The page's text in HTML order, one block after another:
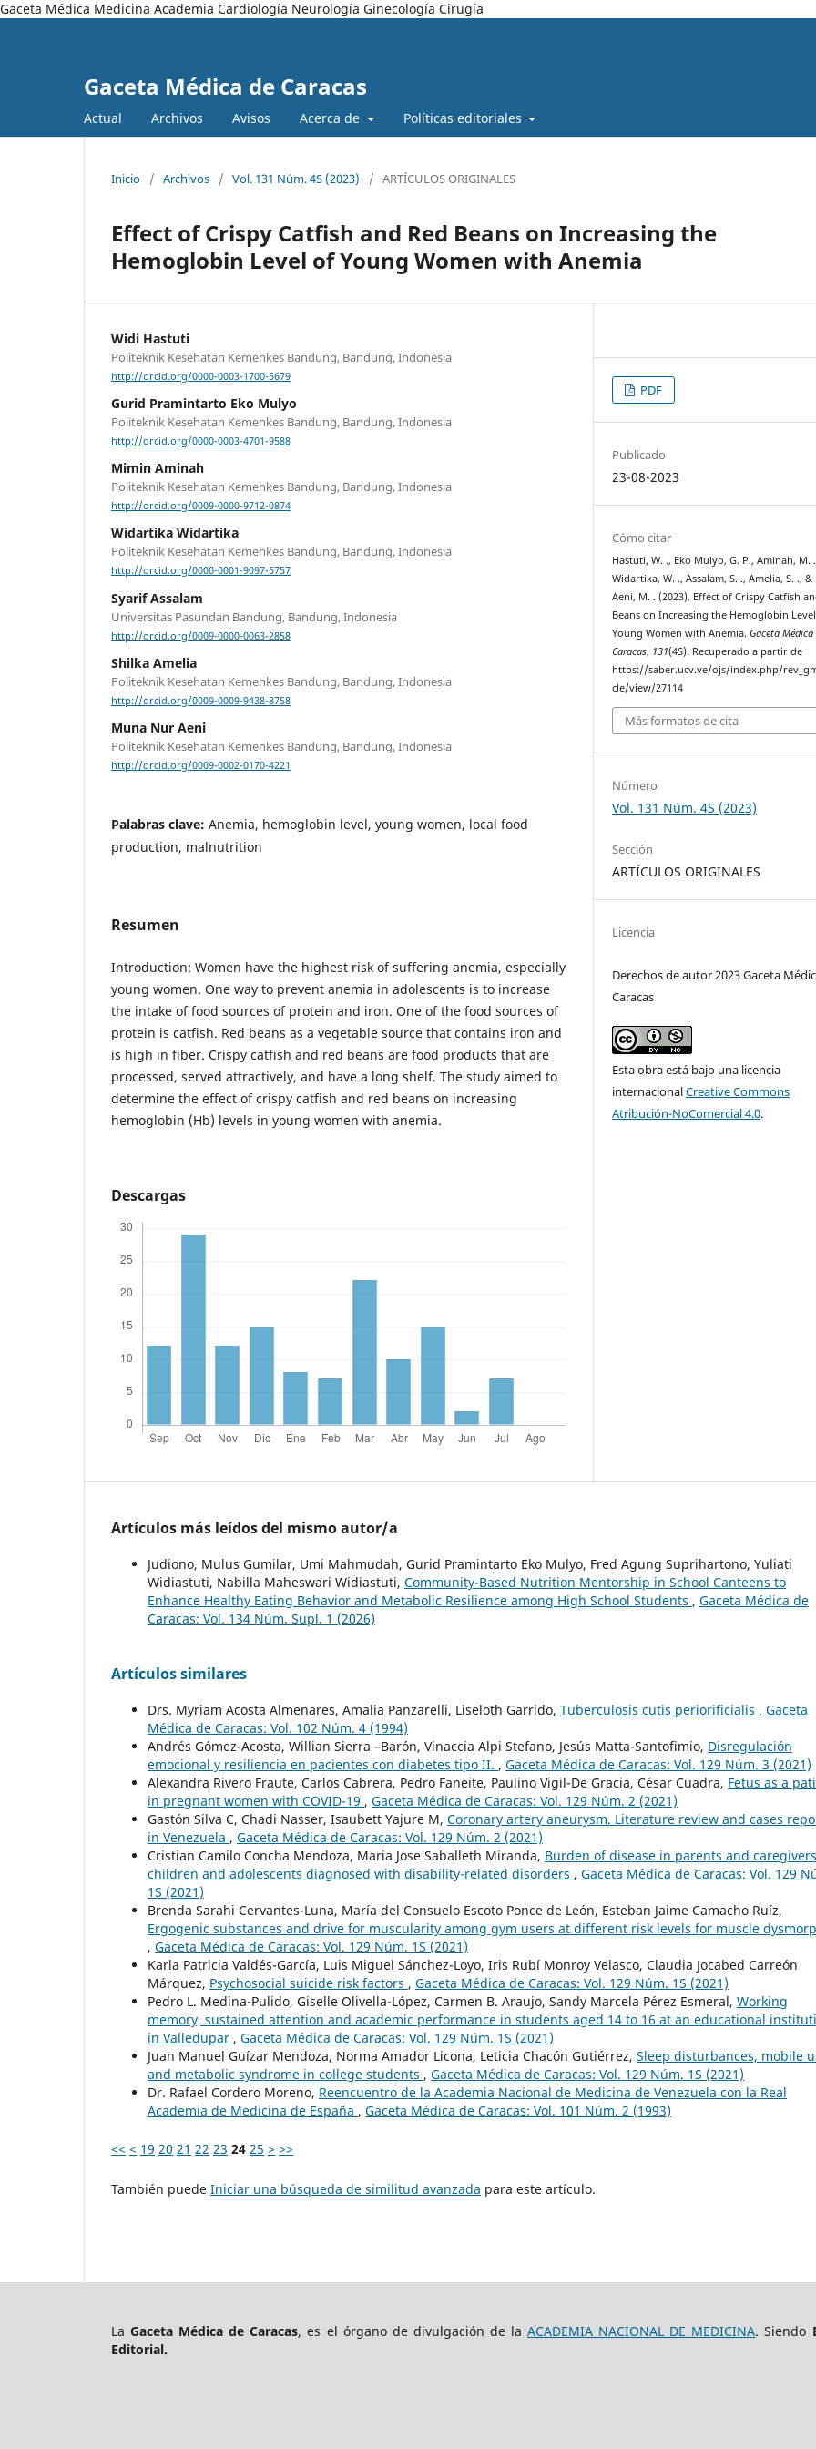
Gaceta Médica Medicina Academia Cardiología Neurología Ginecología Cirugía
Gaceta Médica de Caracas
Actual Archivos Avisos Acerca de Políticas editoriales
Inicio / Archivos / Vol. 131 Núm. 4S (2023) / ARTÍCULOS ORIGINALES
Effect of Crispy Catfish and Red Beans on Increasing the
Hemoglobin Level of Young Women with Anemia
Widi Hastuti
Politeknik Kesehatan Kemenkes Bandung, Bandung, Indonesia
http://orcid.org/0000-0003-1700-5679
Gurid Pramintarto Eko Mulyo
Politeknik Kesehatan Kemenkes Bandung, Bandung, Indonesia
http://orcid.org/0000-0003-4701-9588
Mimin Aminah
Politeknik Kesehatan Kemenkes Bandung, Bandung, Indonesia
http://orcid.org/0009-0000-9712-0874
Widartika Widartika
Politeknik Kesehatan Kemenkes Bandung, Bandung, Indonesia
http://orcid.org/0000-0001-9097-5757
Syarif Assalam
Universitas Pasundan Bandung, Bandung, Indonesia
http://orcid.org/0009-0000-0063-2858
Shilka Amelia
Politeknik Kesehatan Kemenkes Bandung, Bandung, Indonesia
http://orcid.org/0009-0009-9438-8758
Muna Nur Aeni
Politeknik Kesehatan Kemenkes Bandung, Bandung, Indonesia
http://orcid.org/0009-0002-0170-4221
Palabras clave: Anemia, hemoglobin level, young women, local food
production, malnutrition
Resumen
Introduction: Women have the highest risk of suffering anemia, especially
young women. One way to prevent anemia in adolescents is to increase
the intake of food sources of protein and iron. One of the food sources of
protein is catfish. Red beans as a vegetable source that contains iron and
is high in fiber. Crispy catfish and red beans are food products that are
processed, served attractively, and have a long shelf. The study aimed to
determine the effect of crispy catfish and red beans on increasing
hemoglobin (Hb) levels in young women with anemia.
Descargas
PDF
Publicado
23-08-2023
Cómo citar
Hastuti, W. ., Eko Mulyo, G. P., Aminah, M.
Widartika, W. ., Assalam, S. ., Amelia, S. .,
Aeni, M. . (2023). Effect of Crispy Catfish
Beans on Increasing the Hemoglobin
Young Women with Anemia.Gaceta Médica
Caracas, 131(4S). Recuperado a partir de
https://saber.ucv.ve/ojs/index.php/
cle/view/27114
Más formatos de cita
Número
Vol. 131 Núm. 4S (2023)
Sección
ARTÍCULOS ORIGINALES
Licencia
Derechos de autor 2023 Gaceta
Caracas
Esta obra está bajo una licencia
internacionalCreative Commons
Atribución-NoComercial 4.0.
Artículos más leídos del mismo autor/a
Judiono, Mulus Gumilar, Umi Mahmudah, Gurid Pramintarto Eko Mulyo, Fred Agung Suprihartono, Yuliati
Widiastuti, Nabilla Maheswari Widiastuti, Community-Based Nutrition Mentorship in School Canteens to
Enhance Healthy Eating Behavior and Metabolic Resilience among High School Students , Gaceta Médica de
Caracas: Vol. 134 Núm. Supl. 1 (2026)
Artículos similares
Drs. Myriam Acosta Almenares, Amalia Panzarelli, Liseloth Garrido, Tuberculosis cutis periorificialis , Gaceta
Médica de Caracas: Vol. 102 Núm. 4 (1994)
Andrés Gómez-Acosta, Willian Sierra –Barón, Vinaccia Alpi Stefano, Jesús Matta-Santofimio, Disregulación
emocional y resiliencia en pacientes con diabetes tipo II. , Gaceta Médica de Caracas: Vol. 129 Núm. 3 (2021)
Alexandra Rivero Fraute, Carlos Cabrera, Pedro Faneite, Paulino Vigil-De Gracia, César Cuadra, Fetus as a
in pregnant women with COVID-19 , Gaceta Médica de Caracas: Vol. 129 Núm. 2 (2021)
Gastón Silva C, Chadi Nasser, Isaubett Yajure M, Coronary artery aneurysm. Literature review and cases
in Venezuela , Gaceta Médica de Caracas: Vol. 129 Núm. 2 (2021)
Cristian Camilo Concha Mendoza, Maria Jose Saballeth Miranda, Burden of disease in parents and
children and adolescents diagnosed with disability-related disorders , Gaceta Médica de Caracas: Vol. 129
1S (2021)
Brenda Sarahi Cervantes-Luna, María del Consuelo Escoto Ponce de León, Esteban Jaime Camacho Ruíz,
Ergogenic substances and drive for muscularity among gym users at different risk levels for muscle
, Gaceta Médica de Caracas: Vol. 129 Núm. 1S (2021)
Karla Patricia Valdés-García, Luis Miguel Sánchez-Loyo, Iris Rubí Monroy Velasco, Claudia Jocabed Carreón
Márquez, Psychosocial suicide risk factors , Gaceta Médica de Caracas: Vol. 129 Núm. 1S (2021)
Pedro L. Medina-Pulido, Giselle Olivella-López, Carmen B. Araujo, Sandy Marcela Pérez Esmeral, Working
memory, sustained attention and academic performance in students aged 14 to 16 at an educational
in Valledupar , Gaceta Médica de Caracas: Vol. 129 Núm. 1S (2021)
Juan Manuel Guízar Mendoza, Norma Amador Licona, Leticia Chacón Gutiérrez, Sleep disturbances, mobile
and metabolic syndrome in college students , Gaceta Médica de Caracas: Vol. 129 Núm. 1S (2021)
Dr. Rafael Cordero Moreno, Reencuentro de la Academia Nacional de Medicina de Venezuela con la Real
Academia de Medicina de España , Gaceta Médica de Caracas: Vol. 101 Núm. 2 (1993)
<< < 19 20 21 22 23 24 25 > >>
También puede Iniciar una búsqueda de similitud avanzada para este artículo.
LaGaceta Médica de Caracas, es el órgano de divulgación de laACADEMIA NACIONAL DE MEDICINA. Siendo
Editorial.